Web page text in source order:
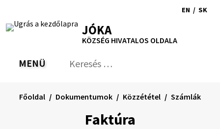
tartalomra
RSS Oldaltérkép
Nyomtatás
EN / SK
JÓKA
KÖZSÉG HIVATALOS OLDALA
VÁLTÁS
MENÜ Keresés:
Faktúra
Főoldal Dokumentumok Közzététel Számlák